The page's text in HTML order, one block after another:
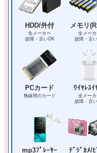
HDD/外付
全メーカー
故障・古いOK
メモリ
全メーカ
故障・古
PCカード
無線用のカード
ﾜｲﾔﾚｽｲ
全メーカ
故障・古
mp3ﾌﾟﾚｰﾔｰ ﾃﾞｼﾞｶﾒ/